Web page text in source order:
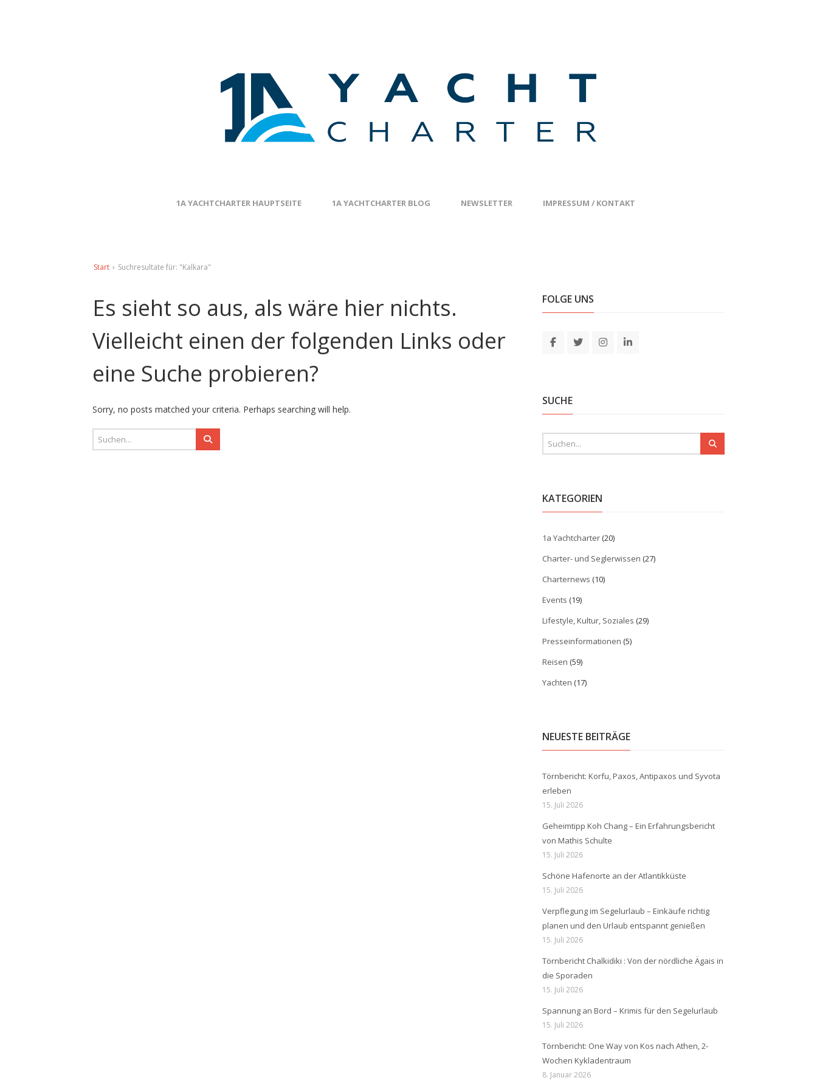
1A YACHTCHARTER HAUPTSEITE 1A YACHTCHARTER BLOG NEWSLETTER IMPRESSUM / KONTAKT
Start › Suchresultate für: "Kalkara"
Es sieht so aus, als wäre hier nichts.
Vielleicht einen der folgenden Links oder
eine Suche probieren?
Sorry, no posts matched your criteria. Perhaps searching will help.
FOLGE UNS
SUCHE
KATEGORIEN
1a Yachtcharter(20)
Charter- und Seglerwissen (27)
Charternews (10)
Events (19)
Lifestyle, Kultur, Soziales (29)
Presseinformationen (5)
Reisen (59)
Yachten (17)
NEUESTE BEITRÄGE
Törnbericht: Korfu, Paxos, Antipaxos und Syvota
erleben
15. Juli 2026
Geheimtipp Koh Chang – Ein Erfahrungsbericht
von Mathis Schulte
15. Juli 2026
Schöne Hafenorte an der Atlantikküste
15. Juli 2026
Verpflegung im Segelurlaub – Einkäufe richtig
planen und den Urlaub entspannt genießen
15. Juli 2026
Törnbericht Chalkidiki : Von der nördliche Ägais in
die Sporaden
15. Juli 2026
Spannung an Bord – Krimis für den Segelurlaub
15. Juli 2026
Törnbericht: One Way von Kos nach Athen, 2-
Wochen Kykladentraum
8. Januar 2026